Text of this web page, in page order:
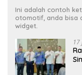
Ini adalah contoh
otomotif, anda bisa
widget.
17